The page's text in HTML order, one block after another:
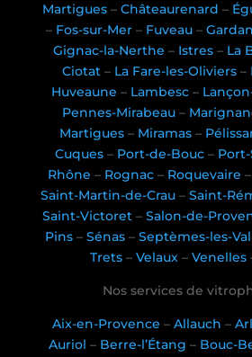
Martigues –Châteaurenard –
– Fos-sur-Mer– Fuveau–
Gignac-la-Nerthe – Istres– La
Ciotat – La Fare-les-Oliviers –
Huveaune – Lambesc–
Pennes-Mirabeau –
Martigues– Miramas–
Cuques – Port-de-Bouc –
Rhône – Rognac – Roquevaire
Saint-Martin-de-Crau– Saint-
Saint-Victoret –Salon-de-
Pins– Sénas– Septèmes-les-
Trets– Velaux– Venelles
Nos services de
Aix-en-Provence –Allauch –
Auriol – Berre-l’Étang – Bouc-